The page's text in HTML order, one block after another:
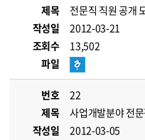
제목
전문직 직원 공개
작성일
2012-03-21
조회수
13,502
파일
번호
22
제목
사업개발분야 전
작성일
2012-03-05